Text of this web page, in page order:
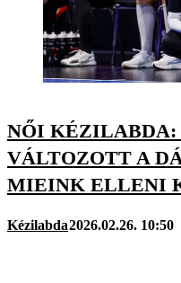
NŐI KÉZILABDA:
VÁLTOZOTT A
MIEINK ELLENI
Kézilabda2026.02.26. 10:50